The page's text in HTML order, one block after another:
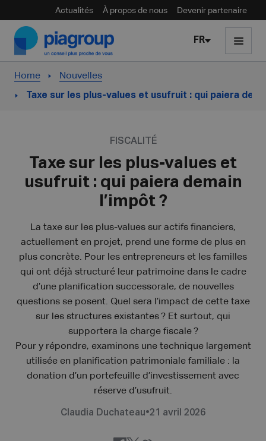
Actualités À propos de nous Devenir partenaire
Skip to content
FR
Home Nouvelles
Taxe sur les plus-values et usufruit : qui paiera
FISCALITÉ
Taxe sur les plus-values et
usufruit : qui paiera demain
l’impôt ?
La taxe sur les plus-values sur actifs financiers,
actuellement en projet, prend une forme de plus en
plus concrète. Pour les entrepreneurs et les familles
qui ont déjà structuré leur patrimoine dans le cadre
d’une planification successorale, de nouvelles
questions se posent. Quel sera l’impact de cette taxe
sur les structures existantes ? Et surtout, qui
supportera la charge fiscale ?
Pour y répondre, examinons une technique largement
utilisée en planification patrimoniale familiale : la
donation d’un portefeuille d’investissement avec
réserve d’usufruit.
Claudia Duchateau•21 avril 2026